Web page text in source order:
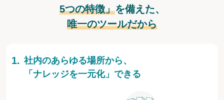
5つの特徴」を備えた、
唯一のツールだから
社内のあらゆる場所から、
「ナレッジを一元化」できる